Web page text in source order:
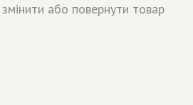
або повернути товар